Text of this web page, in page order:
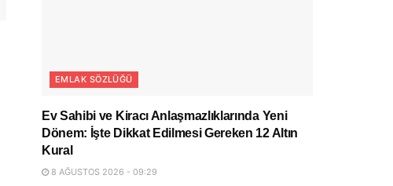
EMLAK SÖZLÜĞÜ
Ev Sahibi ve Kiracı Anlaşmazlıklarında Yeni
Dönem: İşte Dikkat Edilmesi Gereken 12 Altın
Kural
8 AĞUSTOS 2026 - 09:29